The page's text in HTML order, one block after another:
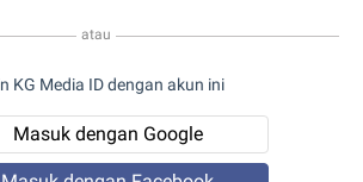
atau
KG Media ID dengan akun ini
Masuk dengan Google